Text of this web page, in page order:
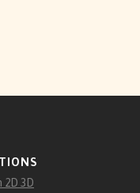
2D 3D